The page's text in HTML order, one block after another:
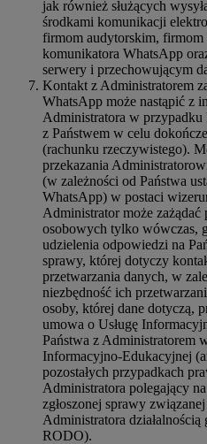
jak również służących
środkami komunikacji
firmom audytorskim,
komunikatora WhatsApp
serwery i przechowującym
Kontakt z Administratorem
WhatsApp może nastąpić z
Administratora w przypadku
z Państwem w celu
(rachunku rzeczywistego).
przekazania
(w zależności od Państwa
WhatsApp) w postaci
Administrator może
osobowych tylko wówczas,
udzielenia odpowiedzi na
sprawy, której dotyczy
przetwarzania danych, w
niezbędność ich
osoby, której dane dotyczą,
umowa o Usługę
Państwa z Administratorem
Informacyjno-Edukacyjnej
pozostałych przypadkach
Administratora polegający
zgłoszonej sprawy
Administratora
RODO).